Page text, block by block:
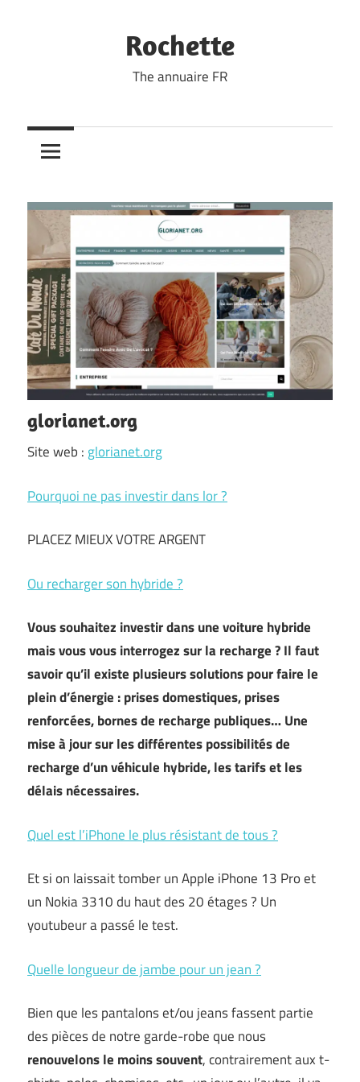
Rochette
The annuaire FR
glorianet.org
Site web : glorianet.org
Pourquoi ne pas investir dans lor ?
PLACEZ MIEUX VOTRE ARGENT
Ou recharger son hybride ?
Vous souhaitez investir dans une voiture hybride
mais vous vous interrogez sur la recharge ? Il faut
savoir qu’il existe plusieurs solutions pour faire le
plein d’énergie : prises domestiques, prises
renforcées, bornes de recharge publiques… Une
mise à jour sur les différentes possibilités de
recharge d’un véhicule hybride, les tarifs et les
délais nécessaires.
Quel est l’iPhone le plus résistant de tous ?
Et si on laissait tomber un Apple iPhone 13 Pro et
un Nokia 3310 du haut des 20 étages ? Un
youtubeur a passé le test.
Quelle longueur de jambe pour un jean ?
Bien que les pantalons et/ou jeans fassent partie
des pièces de notre garde-robe que nous
renouvelons le moins souvent, contrairement aux t-